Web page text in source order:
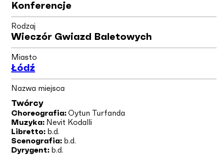
Konferencje
Rodzaj
Wieczór Gwiazd Baletowych
Miasto
Łódź
Nazwa miejsca
Twórcy
Choreografia: Oytun Turfanda
Muzyka: Nevit Kodalli
Libretto: b.d.
Scenografia: b.d.
Dyrygent: b.d.